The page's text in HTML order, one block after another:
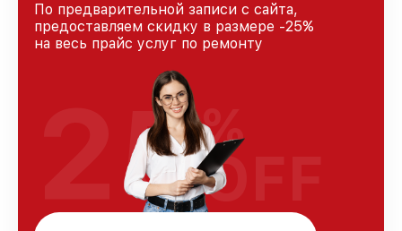
По предварительной записи с сайта,
предоставляем скидку в размере -25%
на весь прайс услуг по ремонту
25%
OFF